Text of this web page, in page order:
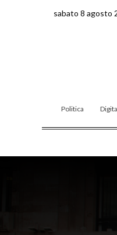
sabato 8 agosto
Politica